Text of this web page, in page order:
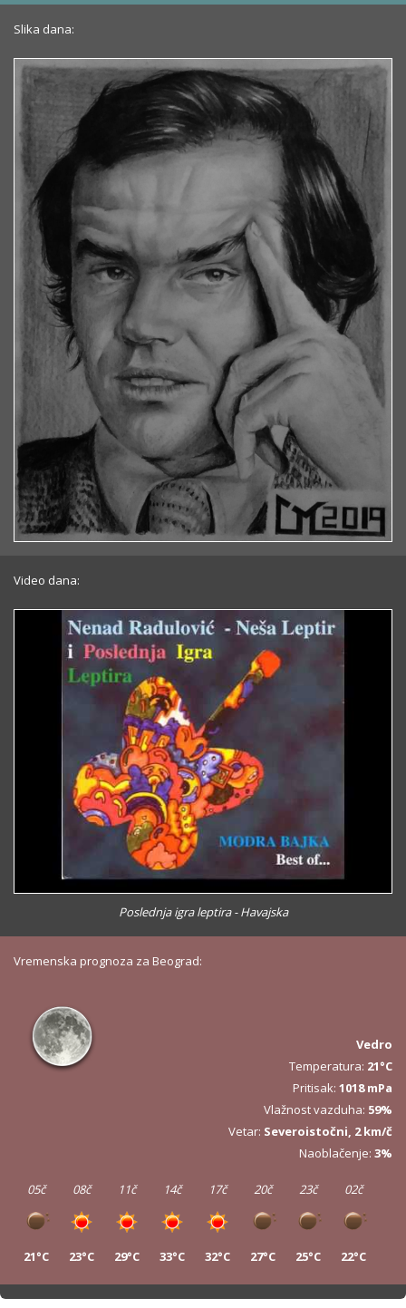
Slika dana:
Video dana:
Poslednja igra leptira - Havajska
Vremenska prognoza za Beograd:
Vedro
Temperatura: 21°C
Pritisak: 1018 mPa
Vlažnost vazduha: 59%
Vetar: Severoistočni, 2 km/č
Naoblačenje: 3%
05č
21°C
08č
23°C
11č
29°C
14č
33°C
17č
32°C
20č
27°C
23č
25°C
02č
22°C